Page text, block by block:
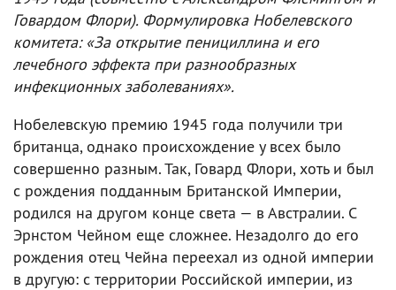
Говардом Флори). Формулировка Нобелевского
комитета: «За открытие пенициллина и его
лечебного эффекта при разнообразных
инфекционных заболеваниях».
Нобелевскую премию 1945 года получили три
британца, однако происхождение у всех было
совершенно разным. Так, Говард Флори, хоть и был
с рождения подданным Британской Империи,
родился на другом конце света — в Австралии. С
Эрнстом Чейном еще сложнее. Незадолго до его
рождения отец Чейна переехал из одной империи
в другую: с территории Российской империи, из